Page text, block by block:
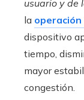
usuario y de
la
dispositivo
tiempo,
mayor
congestión.